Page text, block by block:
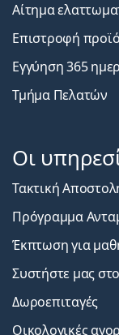
Αίτημα
Επιστροφή
Εγγύηση 365
Τμήμα Πελατών
Οι
Τακτική
Πρόγραμμα
Έκπτωση για
Συστήστε μας
Δωροεπιταγές
Οικολογικές